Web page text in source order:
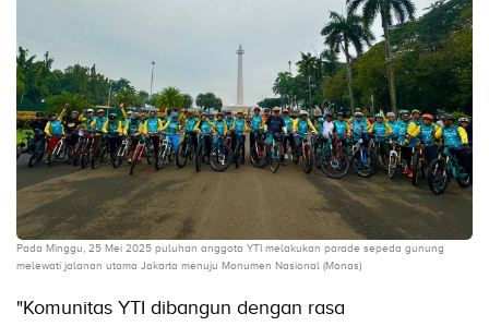
Pada Minggu, 25 Mei 2025 puluhan anggota YTI melakukan parade sepeda gunung
melewati jalanan utama Jakarta menuju Monumen Nasional (Monas)
"Komunitas YTI dibangun dengan rasa